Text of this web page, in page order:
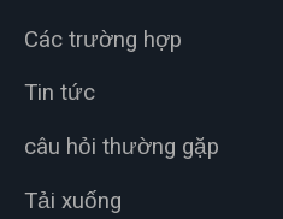
Các trường hợp
Tin tức
câu hỏi thường gặp
Tải xuống